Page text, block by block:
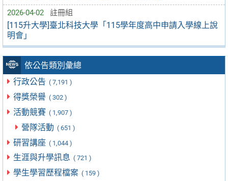
2026-04-02 註冊組
[115升大學]臺北科技大學「115學年度高中申請入學線上說
明會」
依公告類別彙總
行政公告 ( 7,191 )
得獎榮譽 ( 302 )
活動競賽 ( 1,907 )
營隊活動 ( 651 )
研習講座 ( 1,044 )
生涯與升學訊息 ( 721 )
學生學習歷程檔案 ( 159 )